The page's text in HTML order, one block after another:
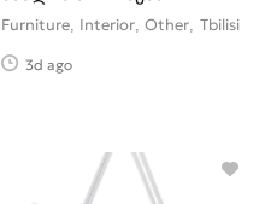
Furniture, Interior, Other Tbilisi
3d ago